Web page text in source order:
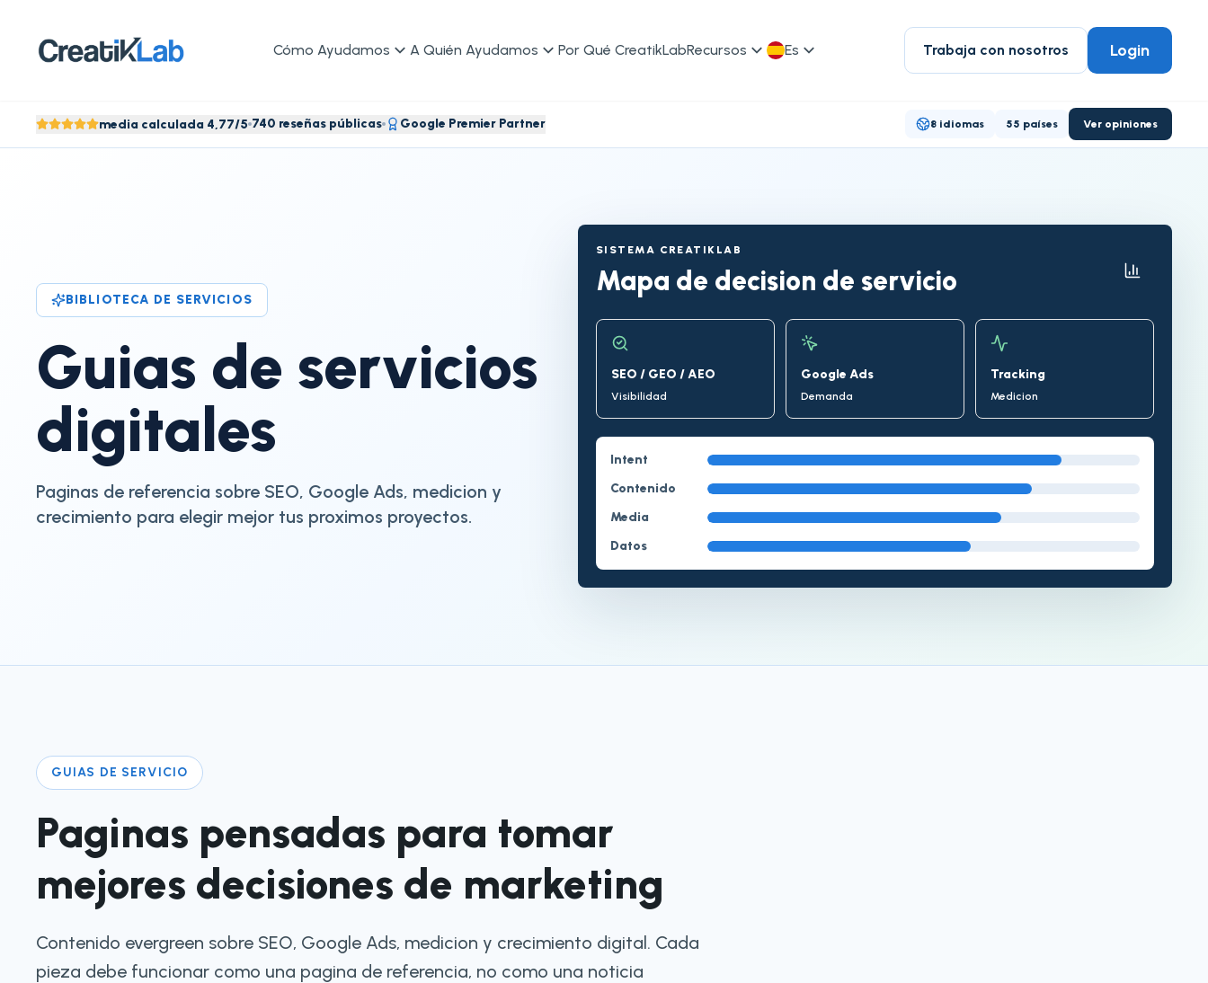
Cómo Ayudamos A Quién Ayudamos Por Qué CreatikLabRecursos Es Trabaja con nosotros Login
media calculada 4,77/5 740 reseñas públicas Google Premier Partner 8 idiomas 55 países Ver opiniones
BIBLIOTECA DE SERVICIOS
Guias de servicios
digitales
Paginas de referencia sobre SEO, Google Ads, medicion y
crecimiento para elegir mejor tus proximos proyectos.
SISTEMA CREATIKLAB
Mapa de decision de servicio
SEO / GEO / AEO
Visibilidad
Google Ads
Demanda
Tracking
Medicion
Intent
Contenido
Media
Datos
GUIAS DE SERVICIO
Paginas pensadas para tomar
mejores decisiones de marketing
Contenido evergreen sobre SEO, Google Ads, medicion y crecimiento digital. Cada
pieza debe funcionar como una pagina de referencia, no como una noticia